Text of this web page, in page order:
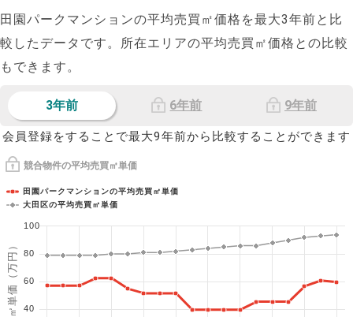
田園パークマンションの平均売買㎡価格を最大3年前と比
較したデータです。所在エリアの平均売買㎡価格との比較
もできます。
3年前 6年前 9年前
会員登録をすることで最大9年前から比較することができます
競合物件の平均売買㎡単価
1㎡単価（万円）
田園パークマンションの平均売買㎡単価
大田区の平均売買㎡単価
40
60
80
100